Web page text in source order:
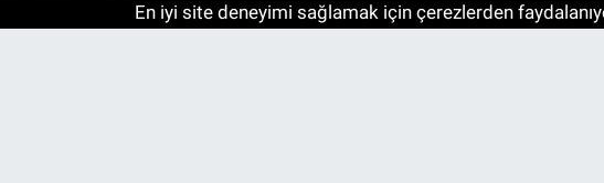
En iyi site deneyimi sağlamak için çerezlerden